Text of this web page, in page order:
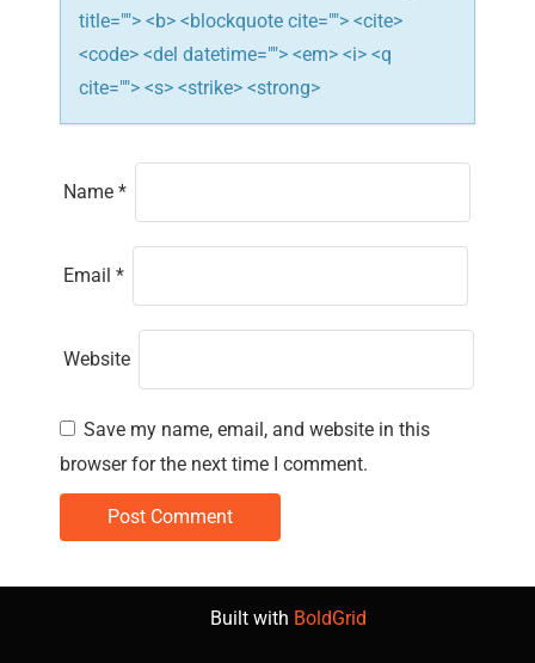
title=""> <b> <blockquote cite=""> <cite>
<code> <del datetime=""> <em> <i> <q
cite=""> <s> <strike> <strong>
Name *
Email *
Website
Save my name, email, and website in this
browser for the next time I comment.
Built with BoldGrid